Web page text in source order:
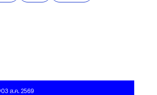
03 ส.ค. 2569